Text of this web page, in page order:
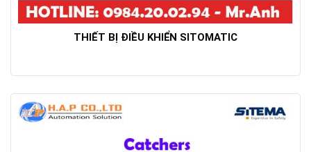
THIẾT BỊ ĐIỀU KHIỂN SITOMATIC